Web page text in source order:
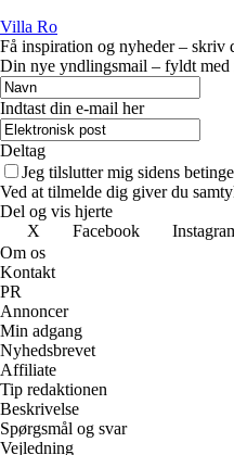
Villa Ro
Få inspiration og nyheder – skriv
Din nye yndlingsmail – fyldt med
Indtast din e-mail her
Deltag
Jeg tilslutter mig sidens
Ved at tilmelde dig giver du
Del og vis hjerte
X
Facebook
Om os
Kontakt
PR
Annoncer
Min adgang
Nyhedsbrevet
Affiliate
Tip redaktionen
Beskrivelse
Spørgsmål og svar
Vejledning